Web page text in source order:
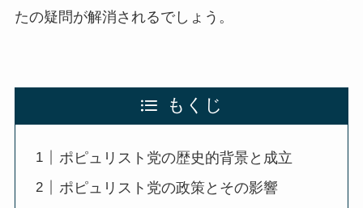
たの疑問が解消されるでしょう。
もくじ
ポピュリスト党の歴史的背景と成立
ポピュリスト党の政策とその影響